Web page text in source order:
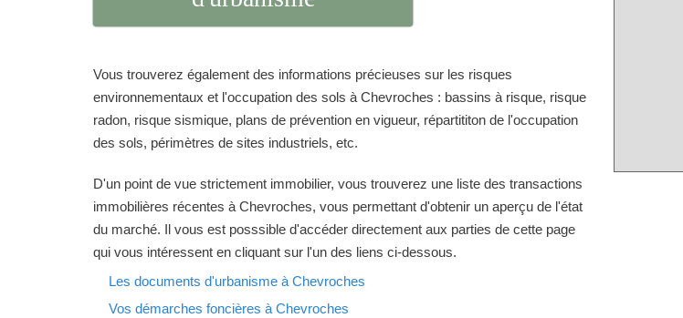
Vous trouverez également des informations précieuses sur les risques
environnementaux et l'occupation des sols à Chevroches : bassins à risque, risque
radon, risque sismique, plans de prévention en vigueur, répartititon de l'occupation
des sols, périmètres de sites industriels, etc.
D'un point de vue strictement immobilier, vous trouverez une liste des transactions
immobilières récentes à Chevroches, vous permettant d'obtenir un aperçu de l'état
du marché. Il vous est posssible d'accéder directement aux parties de cette page
qui vous intéressent en cliquant sur l'un des liens ci-dessous.
Les documents d'urbanisme à Chevroches
Vos démarches foncières à Chevroches